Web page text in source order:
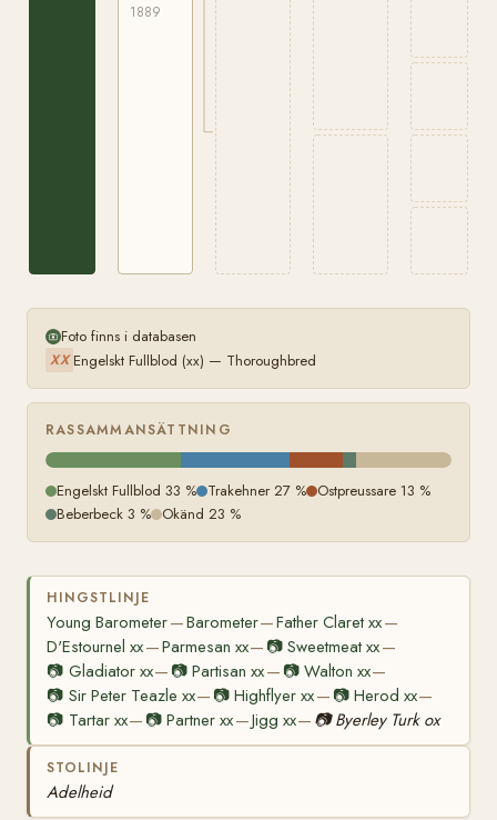
1889
Foto finns i databasen
XX Engelskt Fullblod (xx) — Thoroughbred
RASSAMMANSÄTTNING
Engelskt Fullblod 33 % Trakehner 27 % Ostpreussare 13 %
Beberbeck 3 % Okänd 23 %
HINGSTLINJE
Young Barometer—Barometer—Father Claret xx—
D'Estournel xx—Parmesan xx— 📷Sweetmeat xx—
📷 Gladiator xx— 📷Partisan xx— 📷 Walton xx—
📷 Sir Peter Teazle xx— 📷Highflyer xx— 📷 Herod xx—
📷 Tartar xx— 📷Partner xx—Jigg xx— 📷 Byerley Turk ox
STOLINJE
Adelheid